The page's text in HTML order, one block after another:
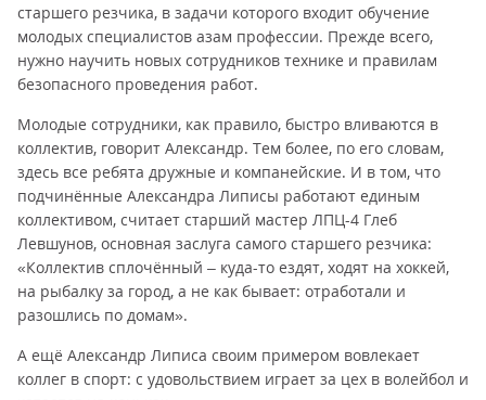
старшего резчика, в задачи которого входит обучение
молодых специалистов азам профессии. Прежде всего,
нужно научить новых сотрудников технике и правилам
безопасного проведения работ.
Молодые сотрудники, как правило, быстро вливаются в
коллектив, говорит Александр. Тем более, по его словам,
здесь все ребята дружные и компанейские. И в том, что
подчинённые Александра Липисы работают единым
коллективом, считает старший мастер ЛПЦ-4 Глеб
Левшунов, основная заслуга самого старшего резчика:
«Коллектив сплочённый – куда-то ездят, ходят на хоккей,
на рыбалку за город, а не как бывает: отработали и
разошлись по домам».
А ещё Александр Липиса своим примером вовлекает
коллег в спорт: с удовольствием играет за цех в волейбол и